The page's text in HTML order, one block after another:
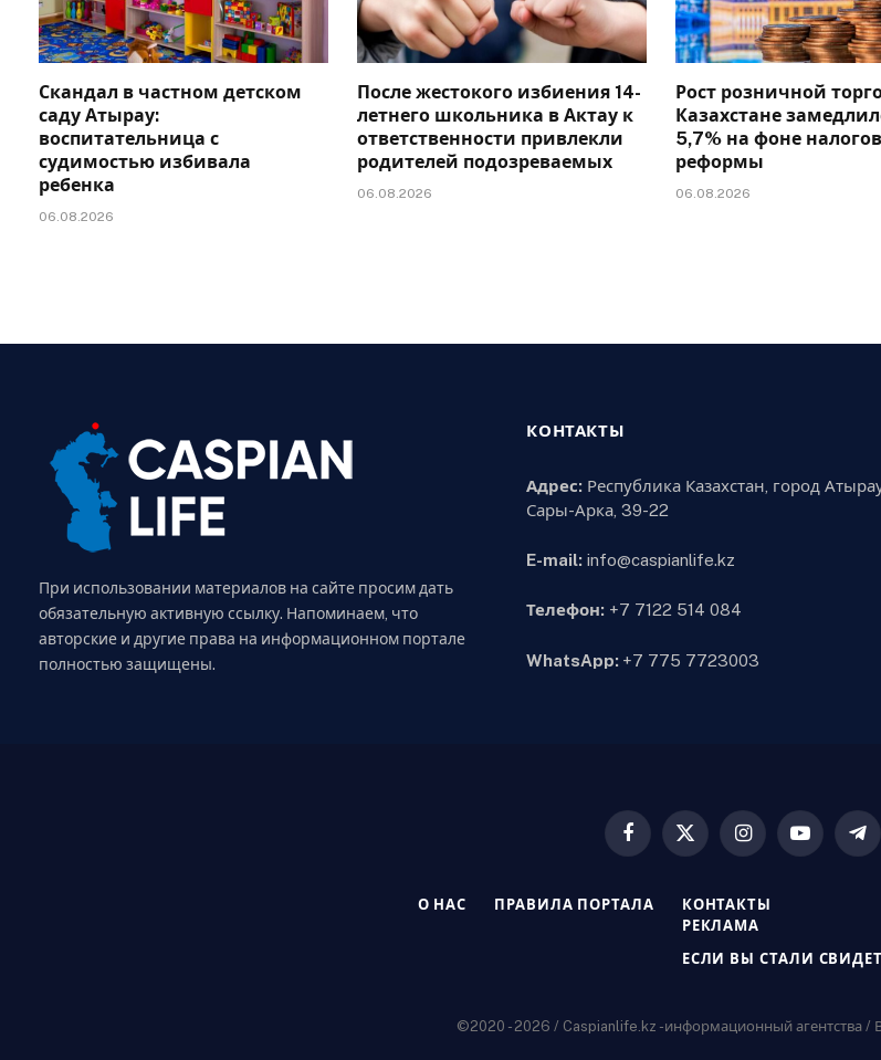
Скандал в частном детском
саду Атырау:
воспитательница с
судимостью избивала
ребенка
06.08.2026
После жестокого избиения 14-
летнего школьника в Актау к
ответственности привлекли
родителей подозреваемых
06.08.2026
Рост розничной
Казахстане
5,7% на фоне
реформы
06.08.2026
При использовании материалов на сайте просим дать
обязательную активную ссылку. Напоминаем, что
авторские и другие права на информационном портале
полностью защищены.
КОНТАКТЫ
Адрес: Республика Казахстан, город
Сары-Арка, 39-22
E-mail: info@caspianlife.kz
Телефон: +7 7122 514 084
WhatsApp: +7 775 7723003
Facebook
X
InstagramYouTube
О НАС ПРАВИЛА ПОРТАЛА
КОНТАКТЫ
РЕКЛАМА
ЕСЛИ ВЫ СТАЛИ
©2020 - 2026 / Caspianlife.kz -информационный агентства /